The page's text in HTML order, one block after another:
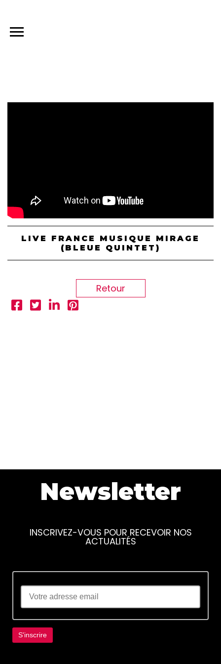
LIVE FRANCE MUSIQUE MIRAGE
(BLEUE QUINTET)
Retour
Newsletter
INSCRIVEZ-VOUS POUR RECEVOIR NOS
ACTUALITÉS